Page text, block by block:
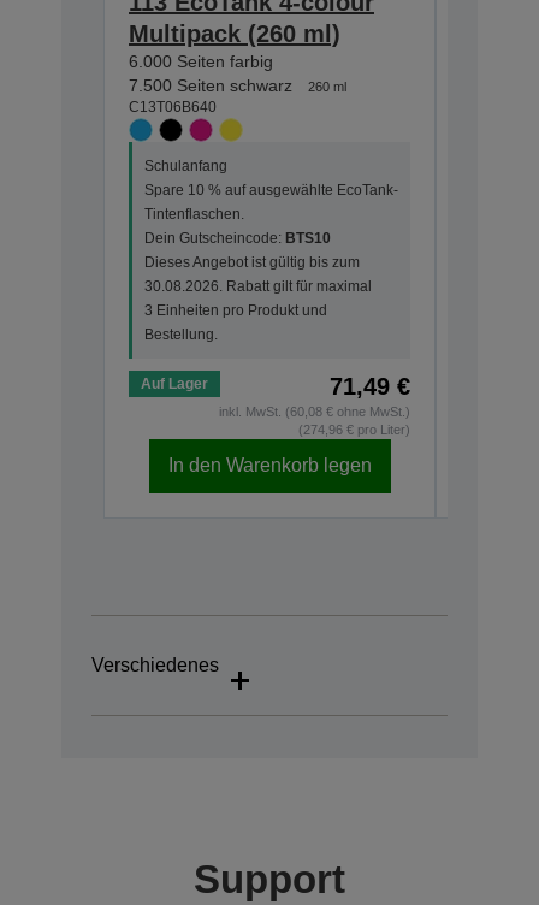
Multipack (260 ml)
6.000 Seiten farbig
7.500 Seiten schwarz
260 ml
C13T06B640
Schulanfang
Spare 10 % auf ausgewählte EcoTank-
Tintenflaschen.
Dein Gutscheincode: BTS10
Dieses Angebot ist gültig bis zum
30.08.2026. Rabatt gilt für maximal
3 Einheiten pro Produkt und
Bestellung.
Auf Lager 71,49 €
inkl. MwSt. (60,08 € ohne MwSt.)
(274,96 € pro Liter)
In den Warenkorb legen
Verschiedenes
Support